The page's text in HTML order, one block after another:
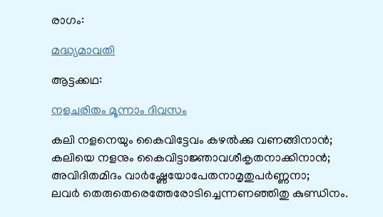
രാഗം:
മദ്ധ്യമാവതി
ആട്ടക്കഥ:
നളചരിതം മൂന്നാം ദിവസം
കലി നളനെയും കൈവിട്ടേവം കഴൽക്കു വണങ്ങിനാൻ;
കലിയെ നളനും കൈവിട്ടാജ്ഞാവശീകൃതനാക്കിനാൻ;
അവിദിതമിദം വാർഷ്ണേയോപേതനാമൃതുപർണ്ണനാ;
ലവർ തെരുതെരെത്തേരോടിച്ചെന്നണഞ്ഞിതു കുണ്ഡിനം.